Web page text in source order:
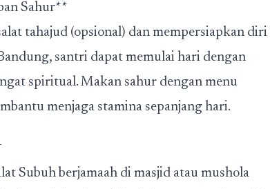
Sahur**
tahajud (opsional) dan mempersiapkan diri
santri dapat memulai hari dengan
spiritual. Makan sahur dengan menu
menjaga stamina sepanjang hari.
Subuh berjamaah di masjid atau mushola